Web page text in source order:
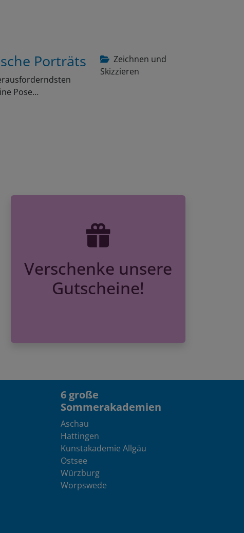
Zeichnen und
Skizzieren
Porträts
Pose…
Verschenke unsere
Gutscheine!
6 große
Sommerakademien
Aschau
Hattingen
Kunstakademie Allgäu
Ostsee
Würzburg
Worpswede